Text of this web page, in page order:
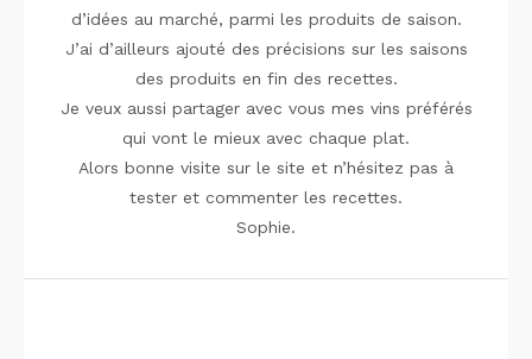
d’idées au marché, parmi les produits de saison.
J’ai d’ailleurs ajouté des précisions sur les saisons
des produits en fin des recettes.
Je veux aussi partager avec vous mes vins préférés
qui vont le mieux avec chaque plat.
Alors bonne visite sur le site et n’hésitez pas à
tester et commenter les recettes.
Sophie.